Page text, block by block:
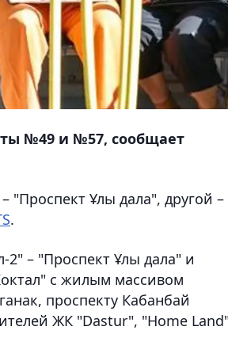
№49 и №57, сообщает
"Проспект Ұлы дала", другой –
.
– "Проспект Ұлы дала" и
с жилым массивом
проспекту Кабанбай
ЖК "Dastur", "Home